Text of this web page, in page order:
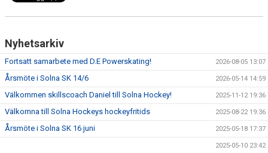
Nyhetsarkiv
Fortsatt samarbete med D.E Powerskating! 2026-08-05 13:07
Årsmöte i Solna SK 14/6 2026-05-14 14:59
Välkommen skillscoach Daniel till Solna Hockey! 2025-11-12 19:36
Välkomna till Solna Hockeys hockeyfritids 2025-08-22 19:36
Årsmöte i Solna SK 16 juni 2025-05-18 17:37
2025-05-10 23:42